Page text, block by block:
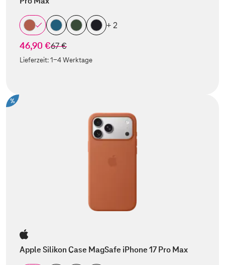
+ 2
46,90 €statt
67 €
Lieferzeit:1-4 Werktage
%
Apple Silikon Case MagSafe iPhone 17 Pro Max